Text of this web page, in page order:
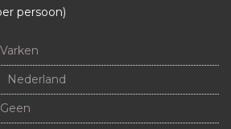
persoon)
Varken
Nederland
Geen